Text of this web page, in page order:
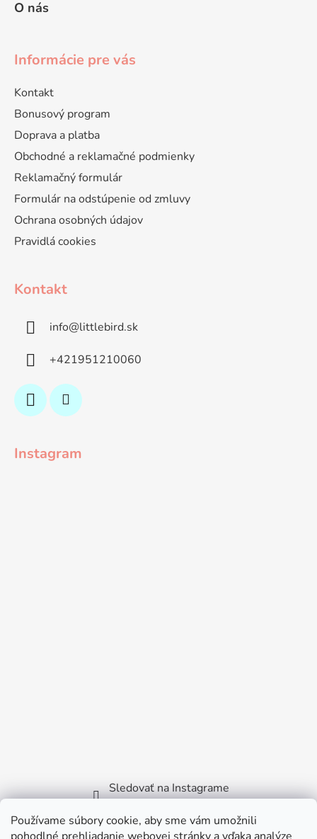
Používame súbory cookie, aby sme vám umožnili
O nás
Informácie pre vás
Kontakt
Bonusový program
Doprava a platba
Obchodné a reklamačné podmienky
Reklamačný formulár
Formulár na odstúpenie od zmluvy
Ochrana osobných údajov
Pravidlá cookies
Kontakt
info@littlebird.sk
+421951210060
Instagram
Sledovať na Instagrame
Facebook